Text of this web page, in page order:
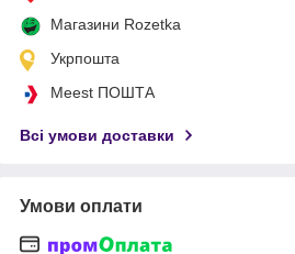
Магазини Rozetka
Укрпошта
Meest ПОШТА
Всі умови доставки
Умови оплати